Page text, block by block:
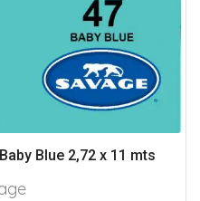
Blue 2,72 x 11 mts